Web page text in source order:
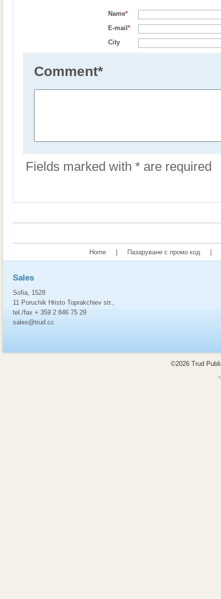
Name*
E-mail *
City
Comment*
Fields marked with * are required
Home Пазаруване с промо код
Sales
Sofia, 1528
11 Poruchik Hristo Toprakchiev str.,
tel./fax + 359 2 846 75 29
sales@trud.cc
©2026 Trud